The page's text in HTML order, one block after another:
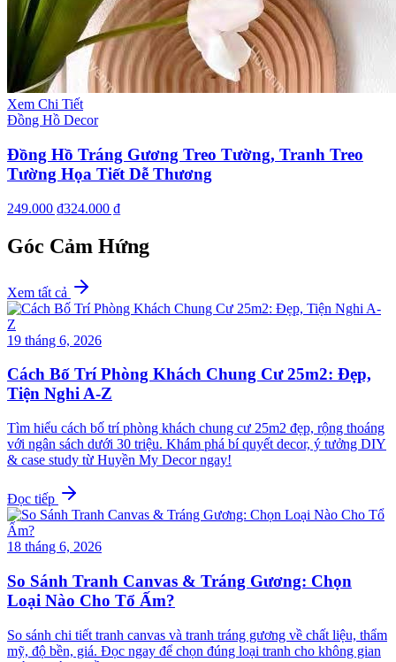
Xem Chi Tiết
Đồng Hồ Decor
Đồng Hồ Tráng Gương Treo Tường, Tranh Treo
Tường Họa Tiết Dễ Thương
249.000 ₫324.000 ₫
Góc Cảm Hứng
Xem tất cả
19 tháng 6, 2026
Cách Bố Trí Phòng Khách Chung Cư 25m2: Đẹp,
Tiện Nghi A-Z
Tìm hiểu cách bố trí phòng khách chung cư 25m2 đẹp, rộng thoáng
với ngân sách dưới 30 triệu. Khám phá bí quyết decor, ý tưởng DIY
& case study từ Huyền My Decor ngay!
Đọc tiếp
18 tháng 6, 2026
So Sánh Tranh Canvas & Tráng Gương: Chọn
Loại Nào Cho Tổ Ấm?
So sánh chi tiết tranh canvas và tranh tráng gương về chất liệu, thẩm
mỹ, độ bền, giá. Đọc ngay để chọn đúng loại tranh cho không gian